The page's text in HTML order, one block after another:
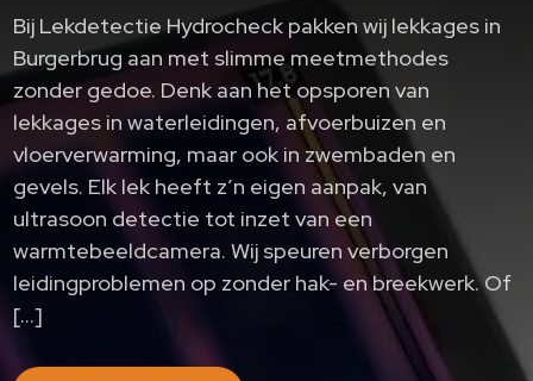
Bij Lekdetectie Hydrocheck pakken wij lekkages in
Burgerbrug aan met slimme meetmethodes
zonder gedoe.​ Denk aan het opsporen van
lekkages in waterleidingen, afvoerbuizen en
vloerverwarming, maar ook in zwembaden en
gevels.​ Elk lek heeft z’n eigen aanpak, van
ultrasoon detectie tot inzet van een
warmtebeeldcamera.​ Wij speuren verborgen
leidingproblemen op zonder hak- en breekwerk.​ Of
[…]